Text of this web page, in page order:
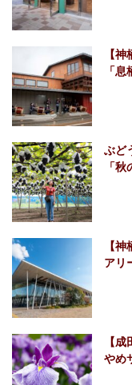
【
「
ぶど
「
【
アリ
【
やめ